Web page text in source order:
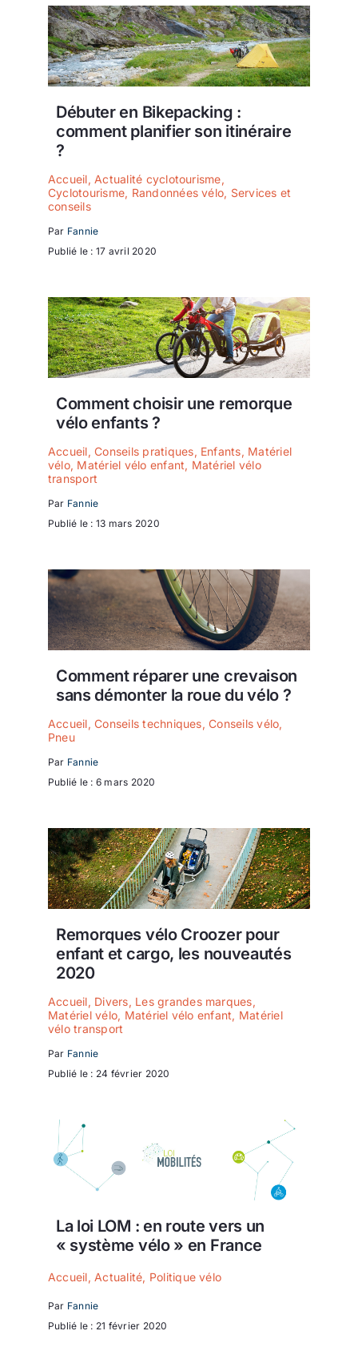
Débuter en Bikepacking :
comment planifier son itinéraire
?
Accueil, Actualité cyclotourisme,
Cyclotourisme, Randonnées vélo, Services et
conseils
Par Fannie
Publié le : 17 avril 2020
Comment choisir une remorque
vélo enfants ?
Accueil,Conseils pratiques, Enfants, Matériel
vélo, Matériel vélo enfant, Matériel vélo
transport
Par Fannie
Publié le : 13 mars 2020
Comment réparer une crevaison
sans démonter la roue du vélo ?
Accueil,Conseils techniques,Conseils vélo,
Pneu
Par Fannie
Publié le : 6 mars 2020
Remorques vélo Croozer pour
enfant et cargo, les nouveautés
2020
Accueil, Divers, Les grandes marques,
Matériel vélo, Matériel vélo enfant, Matériel
vélo transport
Par Fannie
Publié le : 24 février 2020
La loi LOM : en route vers un
« système vélo » en France
Accueil,Actualité, Politique vélo
Par Fannie
Publié le : 21 février 2020